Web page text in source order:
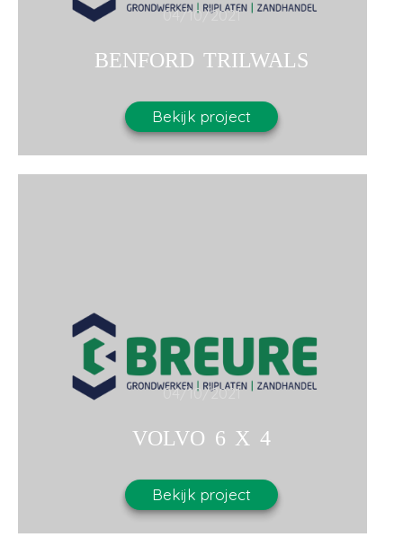
04/10/2021
BENFORD TRILWALS
Bekijk project
04/10/2021
VOLVO 6 X 4
Bekijk project